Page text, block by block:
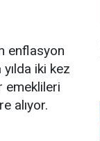
enflasyon
iki kez
emeklileri
alıyor.